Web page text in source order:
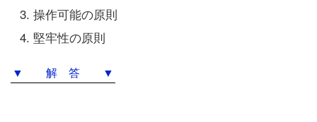
操作可能の原則
堅牢性の原則
▼ 解 答 ▼